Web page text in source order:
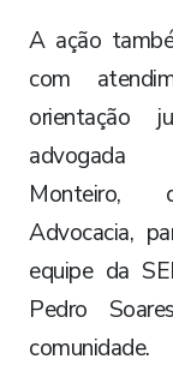
A ação
com
orientação
advogada
Advocacia,
equipe da
Pedro
comunidade.